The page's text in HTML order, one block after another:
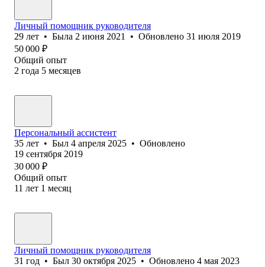
Личный помощник руководителя
29 лет • Была 2 июня 2021 • Обновлено 31 июля 2019
50 000 ₽
Общий опыт
2 года 5 месяцев
Персональный ассистент
35 лет • Был 4 апреля 2025 • Обновлено
19 сентября 2019
30 000 ₽
Общий опыт
11 лет 1 месяц
Личный помощник руководителя
31 год • Был 30 октября 2025 • Обновлено 4 мая 2023